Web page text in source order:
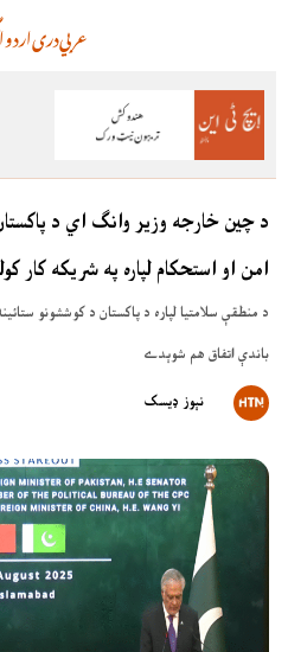
اردودریعربي
د چين خارجه وزير وانګ اي د
امن او استحکام لپاره په شريکه کار
د منطقې سلامتيا لپاره د پاکستان د کوششونو
باندې اتفاق هم شوېدے
نېوز ډیسک